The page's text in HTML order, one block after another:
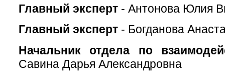
Главный эксперт - Антонова Юлия
Главный эксперт - Богданова
Начальник отдела по
Савина Дарья Александровна